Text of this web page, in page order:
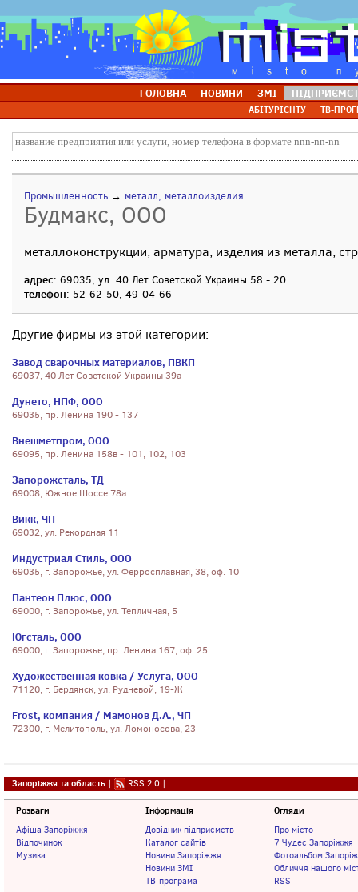
ГОЛОВНА НОВИНИ ЗМІ
АБІТУРІЄНТУ ТВ-
Промышленность → металл, металлоизделия
Будмакс, ООО
металлоконструкции, арматура, изделия из металла,
адрес: 69035, ул. 40 Лет Советской Украины 58 - 20
телефон: 52-62-50, 49-04-66
Другие фирмы из этой категории:
Завод сварочных материалов, ПВКП
69037, 40 Лет Советской Украины 39а
Дунето, НПФ, ООО
69035, пр. Ленина 190 - 137
Внешметпром, ООО
69095, пр. Ленина 158в - 101, 102, 103
Запорожсталь, ТД
69008, Южное Шоссе 78а
Викк, ЧП
69032, ул. Рекордная 11
Индустриал Стиль, ООО
69035, г. Запорожье, ул. Ферросплавная, 38, оф. 10
Пантеон Плюс, ООО
69000, г. Запорожье, ул. Тепличная, 5
Югсталь, ООО
69000, г. Запорожье, пр. Ленина 167, оф. 25
Художественная ковка / Услуга, ООО
71120, г. Бердянск, ул. Рудневой, 19-Ж
Frost, компания / Мамонов Д.А., ЧП
72300, г. Мелитополь, ул. Ломоносова, 23
Запоріжжя та область | RSS 2.0 |
Розваги
Афіша Запоріжжя
Відпочинок
Музика
Інформація
Довідник підприємств
Каталог сайтів
Новини Запоріжжя
Новини ЗМІ
ТВ-програма
Огляди
Про місто
7 Чудес Запоріжжя
Фотоальбом
Обличчя нашого
RSS